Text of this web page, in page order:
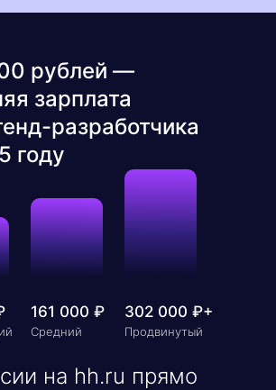
на hh.ru прямо
Средний
рублей —
зарплата
разработчика
году
161 000 ₽
Продвинутый
302 000 ₽+